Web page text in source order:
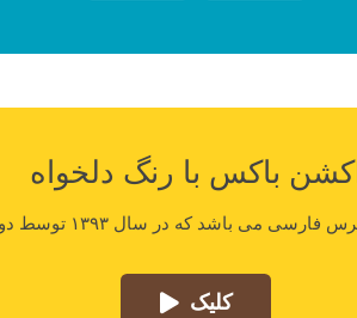
اکشن باکس با رنگ دلخواه
کلیک